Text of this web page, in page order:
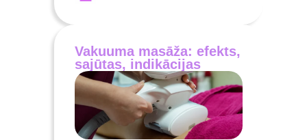
Vakuuma masāža: efekts,
sajūtas, indikācijas